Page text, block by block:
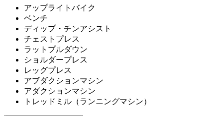
アップライトバイク
ベンチ
ディップ・チンアシスト
チェストプレス
ラットプルダウン
ショルダープレス
レッグプレス
アブダクションマシン
アダクションマシン
トレッドミル（ランニングマシン）